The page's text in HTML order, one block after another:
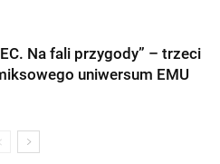
Na fali przygody” – trzeci
uniwersum EMU